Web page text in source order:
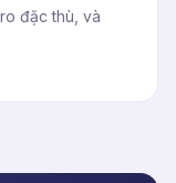
đặc thù, và